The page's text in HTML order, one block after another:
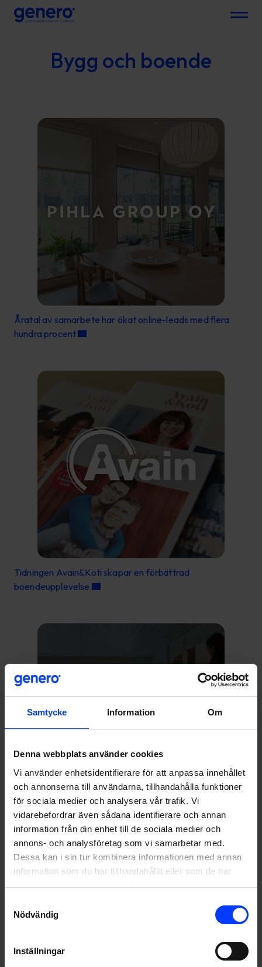
Samtycke Information Om
Denna webbplats använder cookies
Vi använder enhetsidentifierare för att anpassa innehållet
och annonserna till användarna, tillhandahålla funktioner
för sociala medier och analysera vår trafik. Vi
vidarebefordrar även sådana identifierare och annan
information från din enhet till de sociala medier och
annons- och analysföretag som vi samarbetar med.
Dessa kan i sin tur kombinera informationen med annan
information som du har tillhandahållit eller som de har
samlat in när du har använt deras tjänster.
Nödvändig
Inställningar
Menu
Bygg och boende
Åratal av samarbete har ökat online-leads med flera
hundra procent
Tidningen Avain&Koti skapar en förbättrad
boendeupplevelse
Fönstervarumärket som är allt annat än genomskinligt